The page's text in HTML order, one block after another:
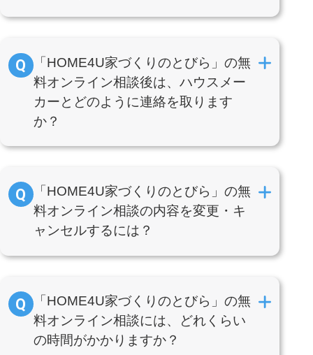
「HOME4U家づくりのとびら」の無
料オンライン相談後は、ハウスメー
カーとどのように連絡を取ります
か？
「HOME4U家づくりのとびら」の無
料オンライン相談の内容を変更・キ
ャンセルするには？
「HOME4U家づくりのとびら」の無
料オンライン相談には、どれくらい
の時間がかかりますか？